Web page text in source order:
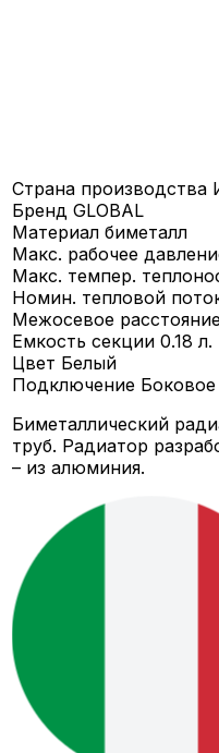
Страна производства
БрендGLOBAL
Материалбиметалл
Макс. рабочее
Макс. темпер.
Номин. тепловой
Межосевое
Емкость секции0.18 л.
Цвет Белый
Подключение Боковое
Биметаллический
труб. Радиатор
– из алюминия.